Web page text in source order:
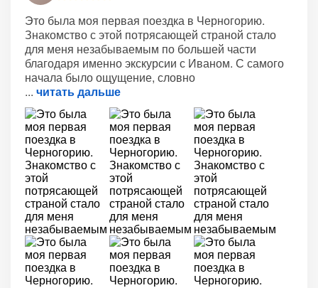
Это была моя первая поездка в Черногорию.
Знакомство с этой потрясающей страной стало
для меня незабываемым по большей части
благодаря именно экскурсии с Иваном. С самого
начала было ощущение, словно
читать дальше